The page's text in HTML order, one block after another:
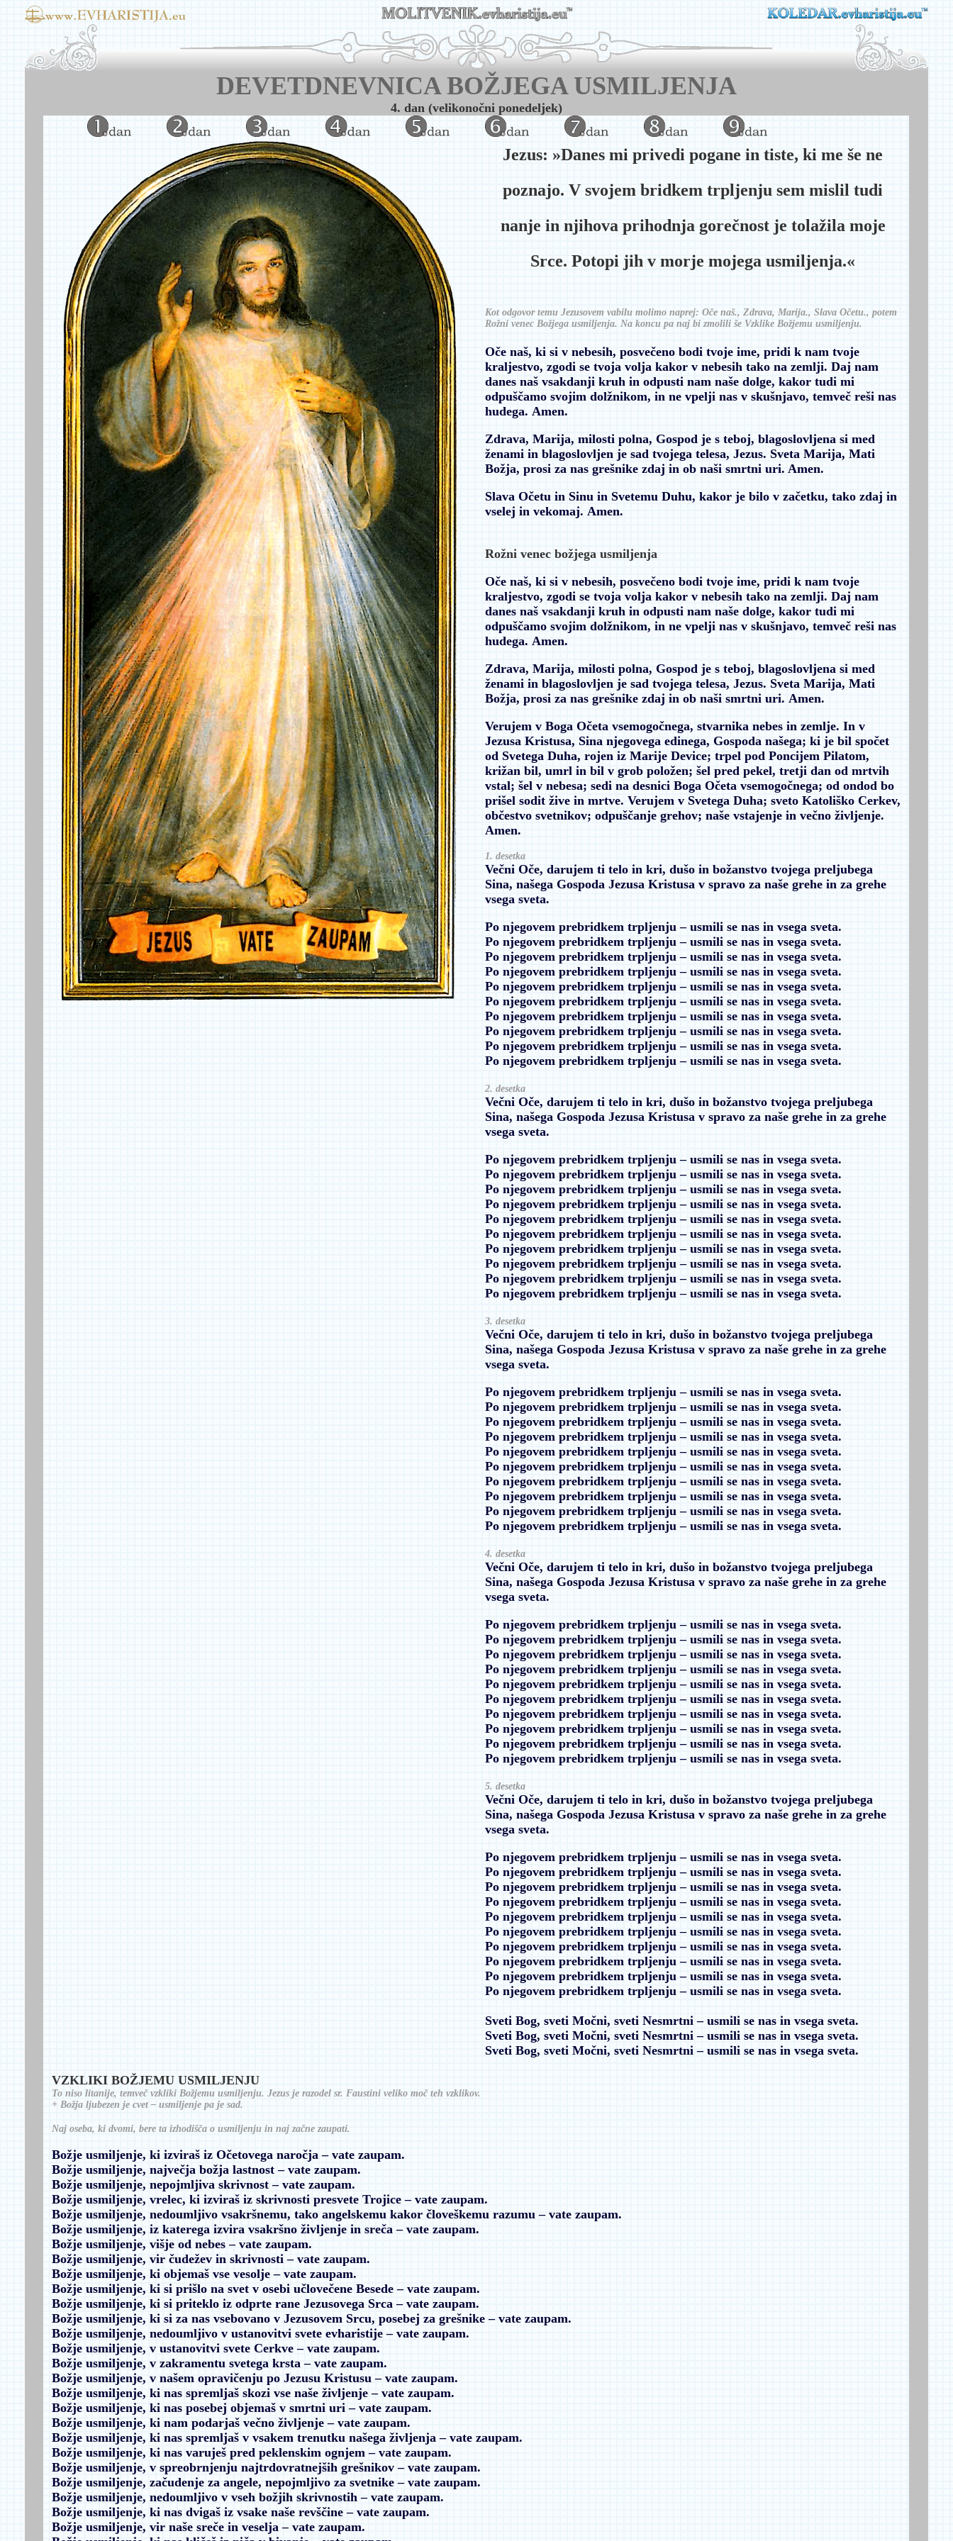
DEVETDNEVNICA BOŽJEGA USMILJENJA
4. dan (velikonočni ponedeljek)
Jezus: »Danes mi privedi pogane in tiste, ki me še ne
poznajo. V svojem bridkem trpljenju sem mislil tudi
nanje in njihova prihodnja gorečnost je tolažila moje
Srce. Potopi jih v morje mojega usmiljenja.«
Kot odgovor temu Jezusovem vabilu molimo naprej: Oče naš., Zdrava, Marija., Slava Očetu., potem
Rožni venec Božjega usmiljenja. Na koncu pa naj bi zmolili še Vzklike Božjemu usmiljenju.
Oče naš, ki si v nebesih, posvečeno bodi tvoje ime, pridi k nam tvoje
kraljestvo, zgodi se tvoja volja kakor v nebesih tako na zemlji. Daj nam
danes naš vsakdanji kruh in odpusti nam naše dolge, kakor tudi mi
odpuščamo svojim dolžnikom, in ne vpelji nas v skušnjavo, temveč reši nas
hudega. Amen.
Zdrava, Marija, milosti polna, Gospod je s teboj, blagoslovljena si med
ženami in blagoslovljen je sad tvojega telesa, Jezus. Sveta Marija, Mati
Božja, prosi za nas grešnike zdaj in ob naši smrtni uri. Amen.
Slava Očetu in Sinu in Svetemu Duhu, kakor je bilo v začetku, tako zdaj in
vselej in vekomaj. Amen.
Rožni venec božjega usmiljenja
Oče naš, ki si v nebesih, posvečeno bodi tvoje ime, pridi k nam tvoje
kraljestvo, zgodi se tvoja volja kakor v nebesih tako na zemlji. Daj nam
danes naš vsakdanji kruh in odpusti nam naše dolge, kakor tudi mi
odpuščamo svojim dolžnikom, in ne vpelji nas v skušnjavo, temveč reši nas
hudega. Amen.
Zdrava, Marija, milosti polna, Gospod je s teboj, blagoslovljena si med
ženami in blagoslovljen je sad tvojega telesa, Jezus. Sveta Marija, Mati
Božja, prosi za nas grešnike zdaj in ob naši smrtni uri. Amen.
Verujem v Boga Očeta vsemogočnega, stvarnika nebes in zemlje. In v
Jezusa Kristusa, Sina njegovega edinega, Gospoda našega; ki je bil spočet
od Svetega Duha, rojen iz Marije Device; trpel pod Poncijem Pilatom,
križan bil, umrl in bil v grob položen; šel pred pekel, tretji dan od mrtvih
vstal; šel v nebesa; sedi na desnici Boga Očeta vsemogočnega; od ondod bo
prišel sodit žive in mrtve. Verujem v Svetega Duha; sveto Katoliško Cerkev,
občestvo svetnikov; odpuščanje grehov; naše vstajenje in večno življenje.
Amen.
1. desetka
Večni Oče, darujem ti telo in kri, dušo in božanstvo tvojega preljubega
Sina, našega Gospoda Jezusa Kristusa v spravo za naše grehe in za grehe
vsega sveta.
Po njegovem prebridkem trpljenju– usmili se nas in vsega sveta.
Po njegovem prebridkem trpljenju– usmili se nas in vsega sveta.
Po njegovem prebridkem trpljenju– usmili se nas in vsega sveta.
Po njegovem prebridkem trpljenju– usmili se nas in vsega sveta.
Po njegovem prebridkem trpljenju– usmili se nas in vsega sveta.
Po njegovem prebridkem trpljenju– usmili se nas in vsega sveta.
Po njegovem prebridkem trpljenju– usmili se nas in vsega sveta.
Po njegovem prebridkem trpljenju– usmili se nas in vsega sveta.
Po njegovem prebridkem trpljenju– usmili se nas in vsega sveta.
Po njegovem prebridkem trpljenju– usmili se nas in vsega sveta.
2. desetka
Večni Oče, darujem ti telo in kri, dušo in božanstvo tvojega preljubega
Sina, našega Gospoda Jezusa Kristusa v spravo za naše grehe in za grehe
vsega sveta.
Po njegovem prebridkem trpljenju– usmili se nas in vsega sveta.
Po njegovem prebridkem trpljenju– usmili se nas in vsega sveta.
Po njegovem prebridkem trpljenju– usmili se nas in vsega sveta.
Po njegovem prebridkem trpljenju– usmili se nas in vsega sveta.
Po njegovem prebridkem trpljenju– usmili se nas in vsega sveta.
Po njegovem prebridkem trpljenju– usmili se nas in vsega sveta.
Po njegovem prebridkem trpljenju– usmili se nas in vsega sveta.
Po njegovem prebridkem trpljenju– usmili se nas in vsega sveta.
Po njegovem prebridkem trpljenju– usmili se nas in vsega sveta.
Po njegovem prebridkem trpljenju– usmili se nas in vsega sveta.
3. desetka
Večni Oče, darujem ti telo in kri, dušo in božanstvo tvojega preljubega
Sina, našega Gospoda Jezusa Kristusa v spravo za naše grehe in za grehe
vsega sveta.
Po njegovem prebridkem trpljenju– usmili se nas in vsega sveta.
Po njegovem prebridkem trpljenju– usmili se nas in vsega sveta.
Po njegovem prebridkem trpljenju– usmili se nas in vsega sveta.
Po njegovem prebridkem trpljenju– usmili se nas in vsega sveta.
Po njegovem prebridkem trpljenju– usmili se nas in vsega sveta.
Po njegovem prebridkem trpljenju– usmili se nas in vsega sveta.
Po njegovem prebridkem trpljenju– usmili se nas in vsega sveta.
Po njegovem prebridkem trpljenju– usmili se nas in vsega sveta.
Po njegovem prebridkem trpljenju– usmili se nas in vsega sveta.
Po njegovem prebridkem trpljenju– usmili se nas in vsega sveta.
4. desetka
Večni Oče, darujem ti telo in kri, dušo in božanstvo tvojega preljubega
Sina, našega Gospoda Jezusa Kristusa v spravo za naše grehe in za grehe
vsega sveta.
Po njegovem prebridkem trpljenju– usmili se nas in vsega sveta.
Po njegovem prebridkem trpljenju– usmili se nas in vsega sveta.
Po njegovem prebridkem trpljenju– usmili se nas in vsega sveta.
Po njegovem prebridkem trpljenju– usmili se nas in vsega sveta.
Po njegovem prebridkem trpljenju– usmili se nas in vsega sveta.
Po njegovem prebridkem trpljenju– usmili se nas in vsega sveta.
Po njegovem prebridkem trpljenju– usmili se nas in vsega sveta.
Po njegovem prebridkem trpljenju– usmili se nas in vsega sveta.
Po njegovem prebridkem trpljenju– usmili se nas in vsega sveta.
Po njegovem prebridkem trpljenju– usmili se nas in vsega sveta.
5. desetka
Večni Oče, darujem ti telo in kri, dušo in božanstvo tvojega preljubega
Sina, našega Gospoda Jezusa Kristusa v spravo za naše grehe in za grehe
vsega sveta.
Po njegovem prebridkem trpljenju– usmili se nas in vsega sveta.
Po njegovem prebridkem trpljenju– usmili se nas in vsega sveta.
Po njegovem prebridkem trpljenju– usmili se nas in vsega sveta.
Po njegovem prebridkem trpljenju– usmili se nas in vsega sveta.
Po njegovem prebridkem trpljenju– usmili se nas in vsega sveta.
Po njegovem prebridkem trpljenju– usmili se nas in vsega sveta.
Po njegovem prebridkem trpljenju– usmili se nas in vsega sveta.
Po njegovem prebridkem trpljenju– usmili se nas in vsega sveta.
Po njegovem prebridkem trpljenju– usmili se nas in vsega sveta.
Po njegovem prebridkem trpljenju– usmili se nas in vsega sveta.
Sveti Bog, sveti Močni, sveti Nesmrtni – usmili se nas in vsega sveta.
Sveti Bog, sveti Močni, sveti Nesmrtni – usmili se nas in vsega sveta.
Sveti Bog, sveti Močni, sveti Nesmrtni – usmili se nas in vsega sveta.
VZKLIKI BOŽJEMU USMILJENJU
To niso litanije, temveč vzkliki Božjemu usmiljenju. Jezus je razodel sr. Faustini veliko moč teh vzklikov.
+ Božja ljubezen je cvet – usmiljenje pa je sad.
Naj oseba, ki dvomi, bere ta izhodišča o usmiljenju in naj začne zaupati.
Božje usmiljenje, ki izviraš iz Očetovega naročja – vate zaupam.
Božje usmiljenje, največja božja lastnost– vate zaupam.
Božje usmiljenje, nepojmljiva skrivnost– vate zaupam.
Božje usmiljenje, vrelec, ki izviraš iz skrivnosti presvete Trojice – vate zaupam.
Božje usmiljenje, nedoumljivo vsakršnemu, tako angelskemu kakor človeškemu razumu – vate zaupam.
Božje usmiljenje, iz katerega izvira vsakršno življenje in sreča – vate zaupam.
Božje usmiljenje, višje od nebes – vate zaupam.
Božje usmiljenje, vir čudežev in skrivnosti – vate zaupam.
Božje usmiljenje, ki objemaš vse vesolje – vate zaupam.
Božje usmiljenje, ki si prišlo na svet v osebi učlovečene Besede – vate zaupam.
Božje usmiljenje, ki si priteklo iz odprte rane Jezusovega Srca – vate zaupam.
Božje usmiljenje, ki si za nas vsebovano v Jezusovem Srcu, posebej za grešnike – vate zaupam.
Božje usmiljenje, nedoumljivo v ustanovitvi svete evharistije – vate zaupam.
Božje usmiljenje, v ustanovitvi svete Cerkve – vate zaupam.
Božje usmiljenje, v zakramentu svetega krsta – vate zaupam.
Božje usmiljenje, v našem opravičenju po Jezusu Kristusu – vate zaupam.
Božje usmiljenje, ki nas spremljaš skozi vse naše življenje – vate zaupam.
Božje usmiljenje, ki nas posebej objemaš v smrtni uri – vate zaupam.
Božje usmiljenje, ki nam podarjaš večno življenje – vate zaupam.
Božje usmiljenje, ki nas spremljaš v vsakem trenutku našega življenja – vate zaupam.
Božje usmiljenje, ki nas varuješ pred peklenskim ognjem – vate zaupam.
Božje usmiljenje, v spreobrnjenju najtrdovratnejših grešnikov – vate zaupam.
Božje usmiljenje, začudenje za angele, nepojmljivo za svetnike – vate zaupam.
Božje usmiljenje, nedoumljivo v vseh božjih skrivnostih – vate zaupam.
Božje usmiljenje, ki nas dvigaš iz vsake naše revščine – vate zaupam.
Božje usmiljenje, vir naše sreče in veselja – vate zaupam.